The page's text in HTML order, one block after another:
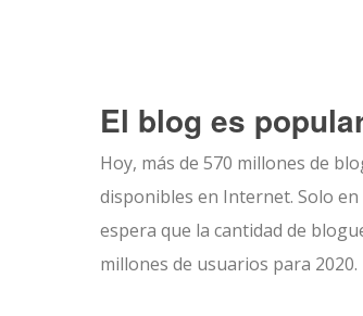
El blog es
Hoy, más de 570 millones de
disponibles en Internet. Solo en
espera que la cantidad de
millones de usuarios para 2020.